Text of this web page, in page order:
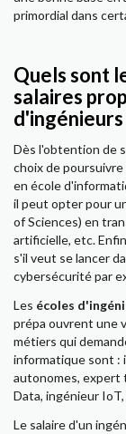
primordial dans
Quels sont
salaires
Dès l'obtention de
choix de
en école
il peut opter pour
of Sciences) en
artificielle, etc.
s'il veut se lancer
cybersécurité par
Les écoles
prépa ouvrent une
métiers qui
informatique sont :
autonomes,
Data, ingénieur
Le salaire d'un